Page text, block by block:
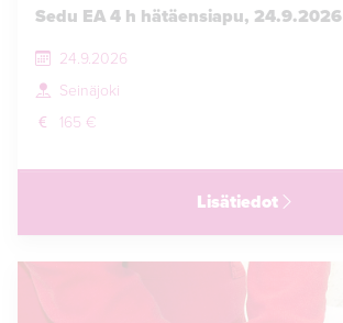
Sedu EA 4 h hätäensiapu, 24.9.2026
24.9.2026
Seinäjoki
165 €
Lisätiedot